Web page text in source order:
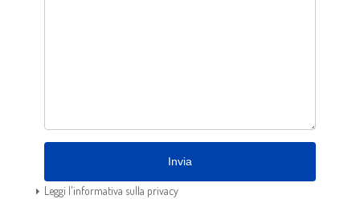
Invia
Leggi l'informativa sulla privacy